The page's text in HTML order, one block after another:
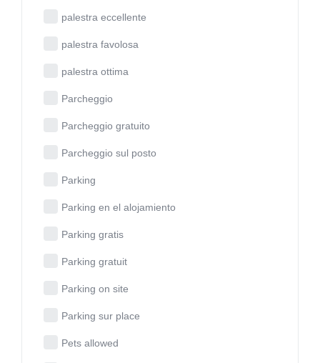
palestra eccellente
palestra favolosa
palestra ottima
Parcheggio
Parcheggio gratuito
Parcheggio sul posto
Parking
Parking en el alojamiento
Parking gratis
Parking gratuit
Parking on site
Parking sur place
Pets allowed